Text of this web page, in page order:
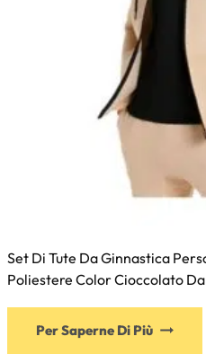
Set Di Tute Da Ginnastica
Poliestere Color Cioccolato
Per Saperne Di Più